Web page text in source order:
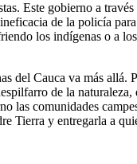
Este gobierno a
de la policía
los indígenas o a
del Cauca va más
de la
las comunidades
Tierra y entregarla a